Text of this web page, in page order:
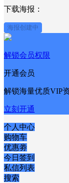
下载海报：
海报创建中
解锁会员权限
开通会员
解锁海量优质VIP
立刻开通
个人中心
购物车
优惠劵
今日签到
私信列表
搜索